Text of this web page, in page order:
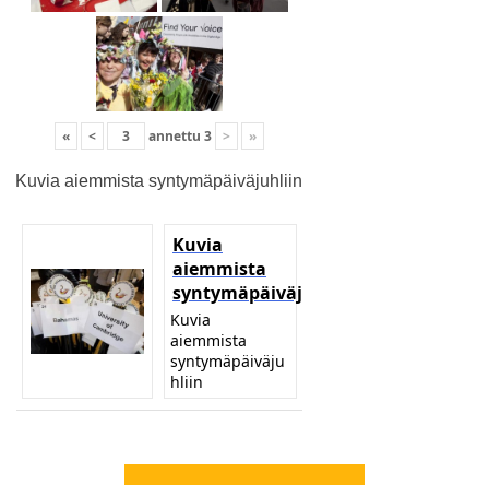
« < annettu 3 > »
Kuvia aiemmista syntymäpäiväjuhliin
Kuvia
aiemmista
syntymäpäiväjuhliin
Kuvia
aiemmista
syntymäpäiväju
hliin